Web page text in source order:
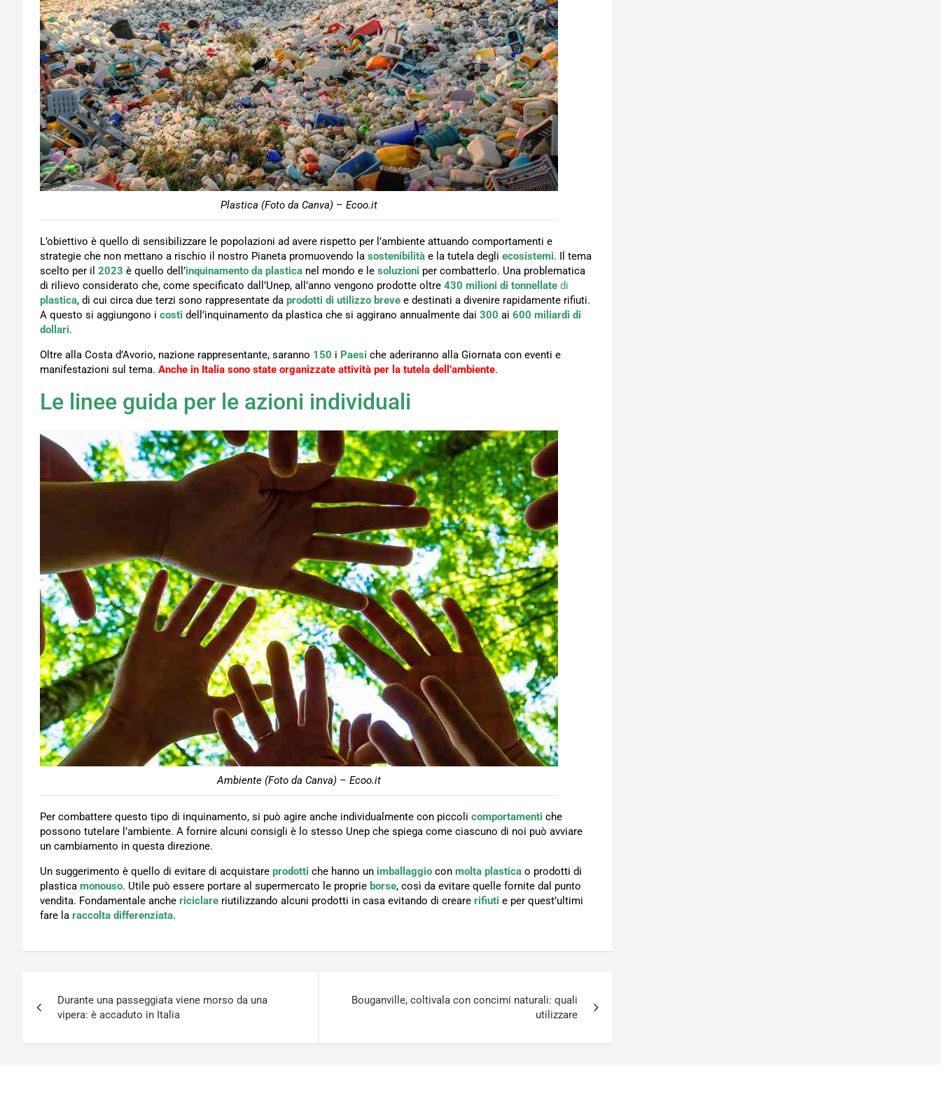
Plastica (Foto da Canva) – Ecoo.it
L’obiettivo è quello di sensibilizzare le popolazioni ad avere rispetto per l’ambiente attuando comportamenti e
strategie che non mettano a rischio il nostro Pianeta promuovendo la sostenibilità e la tutela degli ecosistemi. Il tema
scelto per il 2023 è quello dell’inquinamento da plastica nel mondo e le soluzioni per combatterlo. Una problematica
di rilievo considerato che, come specificato dall’Unep, all’anno vengono prodotte oltre 430 milioni di tonnellate di
plastica, di cui circa due terzi sono rappresentate da prodotti di utilizzo breve e destinati a divenire rapidamente rifiuti.
A questo si aggiungono i costi dell’inquinamento da plastica che si aggirano annualmente dai 300 ai 600 miliardi di
dollari.
Oltre alla Costa d’Avorio, nazione rappresentante, saranno 150 i Paesi che aderiranno alla Giornata con eventi e
manifestazioni sul tema. Anche in Italia sono state organizzate attività per la tutela dell’ambiente.
Le linee guida per le azioni individuali
Ambiente (Foto da Canva) – Ecoo.it
Per combattere questo tipo di inquinamento, si può agire anche individualmente con piccoli comportamenti che
possono tutelare l’ambiente. A fornire alcuni consigli è lo stesso Unep che spiega come ciascuno di noi può avviare
un cambiamento in questa direzione.
Un suggerimento è quello di evitare di acquistare prodotti che hanno un imballaggio con molta plastica o prodotti di
plastica monouso. Utile può essere portare al supermercato le proprie borse, così da evitare quelle fornite dal punto
vendita. Fondamentale anche riciclare riutilizzando alcuni prodotti in casa evitando di creare rifiuti e per quest’ultimi
fare la raccolta differenziata.
articoli
Durante una passeggiata viene morso da una
vipera: è accaduto in Italia
Bouganville, coltivala con concimi naturali: quali
utilizzare